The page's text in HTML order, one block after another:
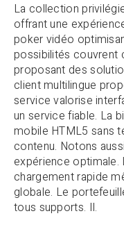
La collection
offrant une
poker vidéo
possibilités couvrent
proposant des
client multilingue
service valorise
un service fiable. La
mobile HTML5 sans
contenu. Notons
expérience
chargement rapide
globale. Le
tous supports. Il.